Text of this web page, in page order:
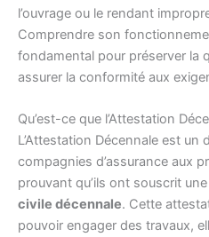
l’ouvrage ou le rendant
Comprendre son
fondamental pour préserver la
assurer la conformité aux
Qu’est-ce que l’Attestation
L’Attestation Décennale est un
compagnies d’assurance aux
prouvant qu’ils ont souscrit une
civile décennale. Cette
pouvoir engager des travaux,